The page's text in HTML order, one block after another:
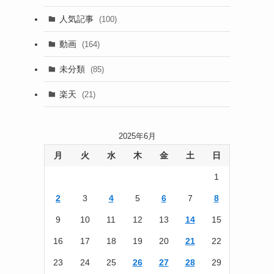
(105)
(186)
人気記事 (100)
動画 (164)
未分類 (85)
楽天 (21)
2025年6月
月 火 水 木 金 土 日
1
2 3 4 5 6 7 8
9 10 11 12 13 14 15
16 17 18 19 20 21 22
23 24 25 26 27 28 29